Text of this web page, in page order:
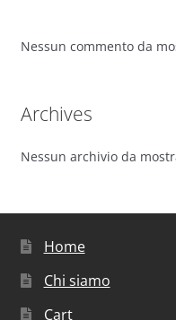
Nessun commento da
Archives
Nessun archivio da
Home
Chi siamo
Cart